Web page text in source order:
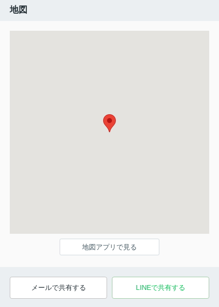
地図
地図アプリで見る
メールで共有する LINEで共有する